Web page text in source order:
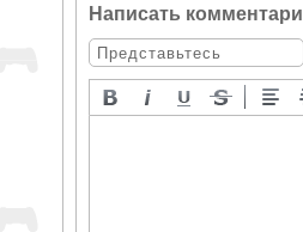
Написать